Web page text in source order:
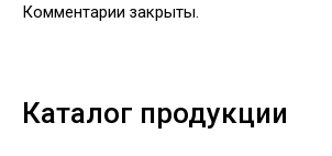
Каталог продукции
Комментарии закрыты.